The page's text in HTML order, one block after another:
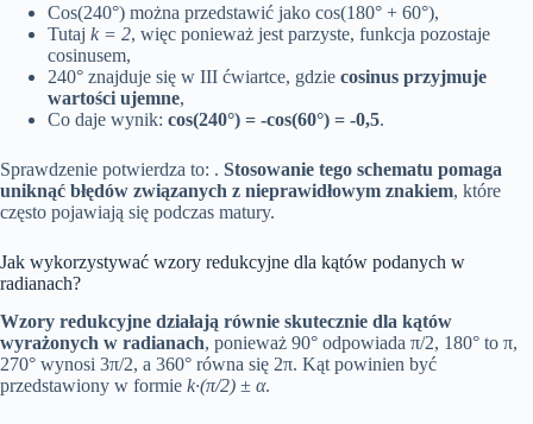
Cos(240°) można przedstawić jako cos(180° + 60°),
Tutaj k = 2, więc ponieważ jest parzyste, funkcja pozostaje
cosinusem,
240° znajduje się w III ćwiartce, gdzie cosinus przyjmuje
wartości ujemne,
Co daje wynik: cos(240°) = -cos(60°) = -0,5.
Sprawdzenie potwierdza to: . Stosowanie tego schematu pomaga
uniknąć błędów związanych z nieprawidłowym znakiem, które
często pojawiają się podczas matury.
Jak wykorzystywać wzory redukcyjne dla kątów podanych w
radianach?
Wzory redukcyjne działają równie skutecznie dla kątów
wyrażonych w radianach, ponieważ 90° odpowiada π/2, 180° to π,
270° wynosi 3π/2, a 360° równa się 2π. Kąt powinien być
przedstawiony w formie k·(π/2) ± α.